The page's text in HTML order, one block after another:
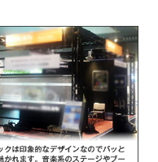
カートへ進む